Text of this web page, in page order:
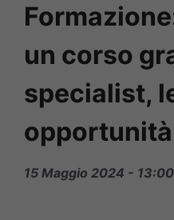
un corso
specialist,
15 Maggio 2024 - 13:00